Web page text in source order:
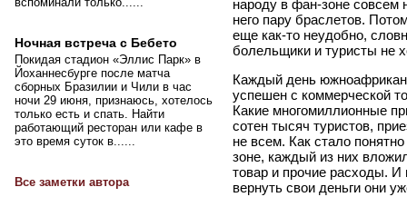
народу в фан-зоне совсем
него пару браслетов.
еще как-то неудобно,
болельщики и туристы не
Каждый день
успешен с коммерческой
Какие многомиллионные
сотен тысяч туристов,
не всем. Как стало
зоне, каждый из них
товар и прочие расходы.
вернуть свои деньги они
Ночная встреча с Бебето
Покидая стадион «Эллис Парк» в
Йоханнесбурге после матча
сборных Бразилии и Чили в час
ночи 29 июня, признаюсь, хотелось
только есть и спать. Найти
работающий ресторан или кафе в
это время суток в......
Все заметки автора